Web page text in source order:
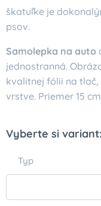
škatuľke je
psov.
Samolepka na auto
jednostranná.
kvalitnej fólii na
vrstve. Priemer 15
Vyberte si variant:
Typ